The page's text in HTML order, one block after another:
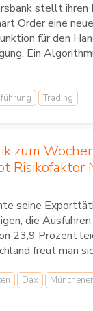
stellt ihren
Order eine
für den
Ein
Trading
zum
Risikofaktor
seine
die
23,9 Prozent
freut man
Dax